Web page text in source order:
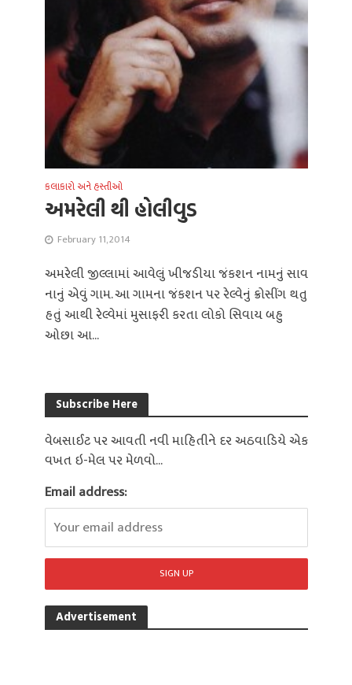
કલાકારો અને હસ્તીઓ
અમરેલી થી હોલીવુડ
February 11, 2014
અમરેલી જીલ્લામાં આવેલું ખીજડીયા જંકશન નામનું સાવ
નાનું એવું ગામ. આ ગામના જંકશન પર રેલ્વેનું ક્રોસીંગ થતુ
હતું આથી રેલ્વેમાં મુસાફરી કરતા લોકો સિવાય બહુ
ઓછા આ...
Subscribe Here
વેબસાઈટ પર આવતી નવી માહિતીને દર અઠવાડિયે એક
વખત ઇ-મેલ પર મેળવો...
Email address:
Advertisement